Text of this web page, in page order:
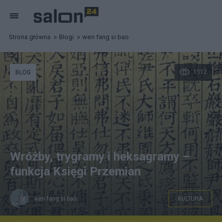
Strona główna Blogi wen fang si bao
1512
BLOG
Wróżby, trygramy i heksagramy –
funkcja Księgi Przemian
wen fang si bao KULTURA